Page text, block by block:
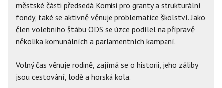
městské části předsedá Komisi pro granty a strukturální
fondy, také se aktivně věnuje problematice školství. Jako
člen volebního štábu ODS se úzce podílel na přípravě
několika komunálních a parlamentních kampaní.
Volný čas věnuje rodině, zajímá se o historii, jeho záliby
jsou cestování, lodě a horská kola.